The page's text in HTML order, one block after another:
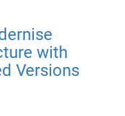
with
Versions